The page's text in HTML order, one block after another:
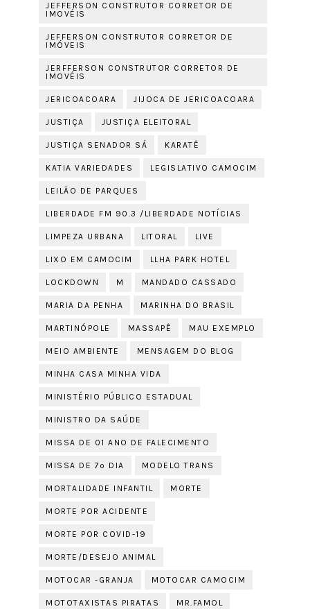
JEFFERSON CONSTRUTOR CORRETOR DE
IMOVÉIS
JEFFERSON CONSTRUTOR CORRETOR DE
IMÓVEIS
JERFFERSON CONSTRUTOR CORRETOR DE
IMOVÉIS
JERICOACOARA JIJOCA DE JERICOACOARA
JUSTIÇA JUSTIÇA ELEITORAL
JUSTIÇA SENADOR SÁ KARATÊ
KATIA VARIEDADES LEGISLATIVO CAMOCIM
LEILÃO DE PARQUES
LIBERDADE FM 90.3 /LIBERDADE NOTÍCIAS
LIMPEZA URBANA LITORAL LIVE
LIXO EM CAMOCIM LLHA PARK HOTEL
LOCKDOWN M MANDADO CASSADO
MARIA DA PENHA MARINHA DO BRASIL
MARTINÓPOLE MASSAPÊ MAU EXEMPLO
MEIO AMBIENTE MENSAGEM DO BLOG
MINHA CASA MINHA VIDA
MINISTÉRIO PÚBLICO ESTADUAL
MINISTRO DA SAÚDE
MISSA DE 01 ANO DE FALECIMENTO
MISSA DE 7º DIA MODELO TRANS
MORTALIDADE INFANTIL MORTE
MORTE POR ACIDENTE
MORTE POR COVID-19
MORTE/DESEJO ANIMAL
MOTOCAR -GRANJA MOTOCAR CAMOCIM
MOTOTAXISTAS PIRATAS MR.FAMOL